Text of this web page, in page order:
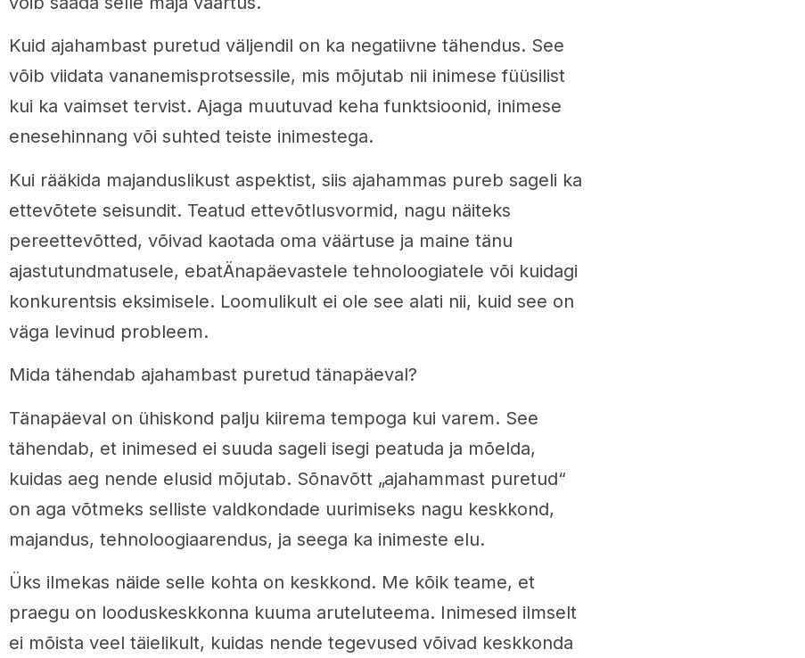
Kuid ajahambast puretud väljendil on ka negatiivne tähendus. See
võib viidata vananemisprotsessile, mis mõjutab nii inimese füüsilist
kui ka vaimset tervist. Ajaga muutuvad keha funktsioonid, inimese
enesehinnang või suhted teiste inimestega.
Kui rääkida majanduslikust aspektist, siis ajahammas pureb sageli ka
ettevõtete seisundit. Teatud ettevõtlusvormid, nagu näiteks
pereettevõtted, võivad kaotada oma väärtuse ja maine tänu
ajastutundmatusele, ebatÄnapäevastele tehnoloogiatele või kuidagi
konkurentsis eksimisele. Loomulikult ei ole see alati nii, kuid see on
väga levinud probleem.
Mida tähendab ajahambast puretud tänapäeval?
Tänapäeval on ühiskond palju kiirema tempoga kui varem. See
tähendab, et inimesed ei suuda sageli isegi peatuda ja mõelda,
kuidas aeg nende elusid mõjutab. Sõnavõtt „ajahammast puretud“
on aga võtmeks selliste valdkondade uurimiseks nagu keskkond,
majandus, tehnoloogiaarendus, ja seega ka inimeste elu.
Üks ilmekas näide selle kohta on keskkond. Me kõik teame, et
praegu on looduskeskkonna kuuma aruteluteema. Inimesed ilmselt
ei mõista veel täielikult, kuidas nende tegevused võivad keskkonda